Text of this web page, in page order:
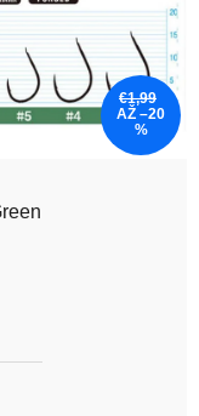
€1,99
AŽ –20
%